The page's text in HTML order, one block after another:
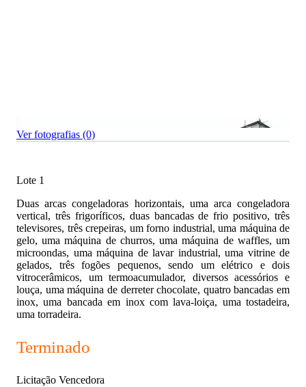
Ver fotografias (0)
Lote 1
Duas arcas congeladoras horizontais, uma arca congeladora
vertical, três frigoríficos, duas bancadas de frio positivo, três
televisores, três crepeiras, um forno industrial, uma máquina de
gelo, uma máquina de churros, uma máquina de waffles, um
microondas, uma máquina de lavar industrial, uma vitrine de
gelados, três fogões pequenos, sendo um elétrico e dois
vitrocerâmicos, um termoacumulador, diversos acessórios e
louça, uma máquina de derreter chocolate, quatro bancadas em
inox, uma bancada em inox com lava-loiça, uma tostadeira,
uma torradeira.
Terminado
Licitação Vencedora